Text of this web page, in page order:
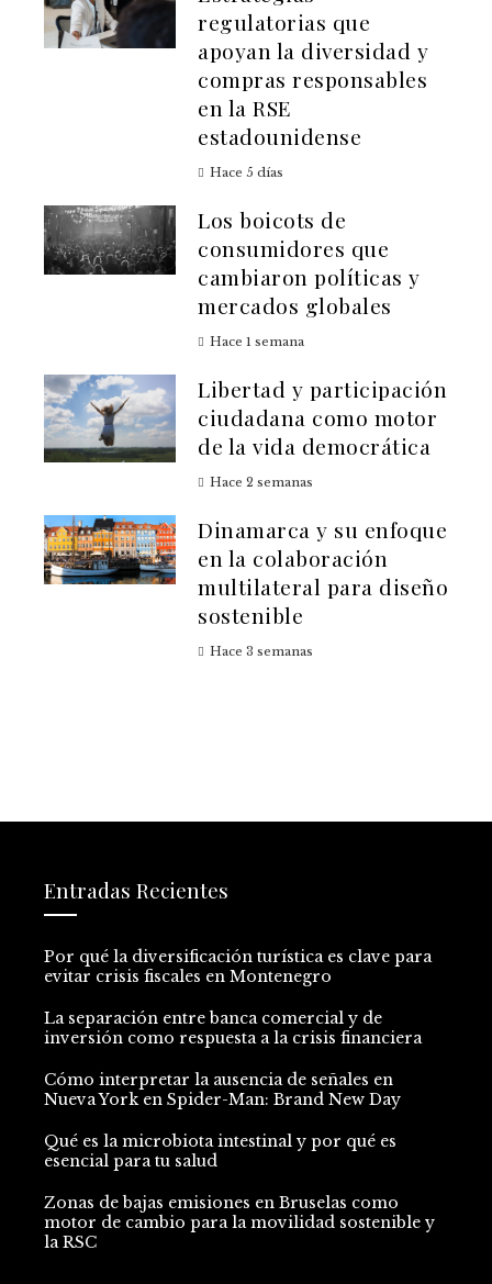
regulatorias que
apoyan la diversidad y
compras responsables
en la RSE
estadounidense
Hace 5 días
Los boicots de
consumidores que
cambiaron políticas y
mercados globales
Hace 1 semana
Libertad y participación
ciudadana como motor
de la vida democrática
Hace 2 semanas
Dinamarca y su enfoque
en la colaboración
multilateral para diseño
sostenible
Hace 3 semanas
Entradas Recientes
Por qué la diversificación turística es clave para
evitar crisis fiscales en Montenegro
La separación entre banca comercial y de
inversión como respuesta a la crisis financiera
Cómo interpretar la ausencia de señales en
Nueva York en Spider-Man: Brand New Day
Qué es la microbiota intestinal y por qué es
esencial para tu salud
Zonas de bajas emisiones en Bruselas como
motor de cambio para la movilidad sostenible y
la RSC